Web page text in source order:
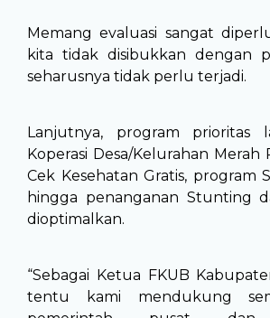
Memang evaluasi sangat
kita tidak disibukkan dengan
seharusnya tidak perlu terjadi.
Lanjutnya, program prioritas
Koperasi Desa/Kelurahan
Cek Kesehatan Gratis, program
hingga penanganan Stunting
dioptimalkan.
“Sebagai Ketua FKUB
tentu kami mendukung